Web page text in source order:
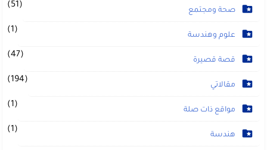
صحة ومجتمع
(51)
علوم وهندسة
(1)
قصة قصيرة
(47)
مقالاتي
(194)
مواقع ذات صلة
(1)
هندسة
(1)